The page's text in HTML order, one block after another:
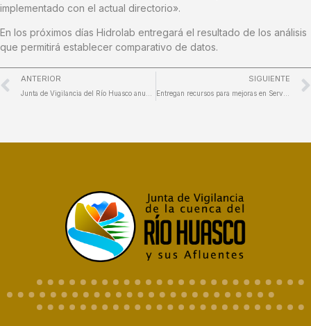
implementado con el actual directorio».
En los próximos días Hidrolab entregará el resultado de los análisis
que permitirá establecer comparativo de datos.
ANTERIOR
Junta de Vigilancia del Río Huasco anuncia ambiciosa obra hídrica para mejorar la acumulación y distribución de agua en El Tránsito
SIGUIENTE
Entregan recursos para mejoras en Servicio Sanitario Rural de Conay